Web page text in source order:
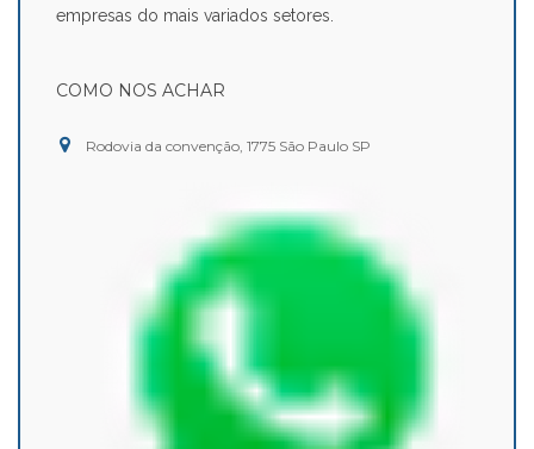
empresas do mais variados setores.
COMO NOS ACHAR
Rodovia da convenção, 1775 São Paulo SP